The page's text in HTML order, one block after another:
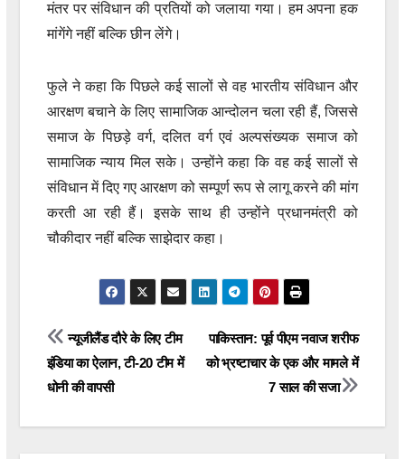
मंतर पर संविधान की प्रतियों को जलाया गया। हम अपना हक
मांगेंगे नहीं बल्कि छीन लेंगे।
फुले ने कहा कि पिछले कई सालों से वह भारतीय संविधान और
आरक्षण बचाने के लिए सामाजिक आन्दोलन चला रही हैं, जिससे
समाज के पिछड़े वर्ग, दलित वर्ग एवं अल्पसंख्यक समाज को
सामाजिक न्याय मिल सके। उन्होंने कहा कि वह कई सालों से
संविधान में दिए गए आरक्षण को सम्पूर्ण रूप से लागू करने की मांग
करती आ रही हैं। इसके साथ ही उन्होंने प्रधानमंत्री को
चौकीदार नहीं बल्कि साझेदार कहा।
Post
navigation
पाकिस्तान: पूर्व पीएम नवाज शरीफ
को भ्रष्टाचार के एक और मामले में
7 साल की सजा
न्यूजीलैंड दौरे के लिए टीम
इंडिया का ऐलान, टी-20 टीम में
धोनी की वापसी